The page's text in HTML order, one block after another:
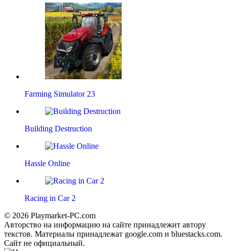
Farming Simulator 23
Building Destruction
Hassle Online
Racing in Car 2
© 2026 Playmarket-PC.com
Авторство на информацию на сайте принадлежит автору
текстов. Материалы принадлежат google.com и bluestacks.com.
Сайт не официальный.